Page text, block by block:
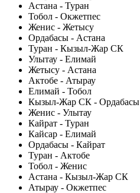
Астана - Туран
Тобол - Окжетпес
Женис - Жетысу
Ордабасы - Астана
Туран - Кызыл-Жар СК
Улытау - Елимай
Жетысу - Астана
Актобе - Атырау
Елимай - Тобол
Кызыл-Жар СК - Ордабасы
Женис - Улытау
Кайрат - Туран
Кайсар - Елимай
Ордабасы - Кайрат
Туран - Актобе
Тобол - Женис
Астана - Кызыл-Жар СК
Атырау - Окжетпес